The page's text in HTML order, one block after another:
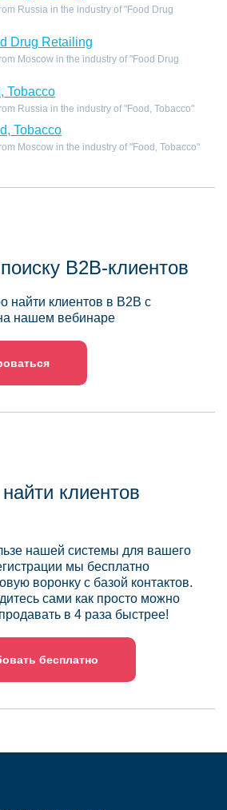
Russia in the industry of "Food Drug
Drug Retailing
Moscow in the industry of "Food Drug
Tobacco
Russia in the industry of "Food, Tobacco"
Tobacco
Moscow in the industry of "Food, Tobacco"
B2B-клиентов
найти клиентов в B2B с
нашем вебинаре
клиентов
нашей системы для вашего
мы бесплатно
воронку с базой контактов.
сами как просто можно
в 4 раза быстрее!
бесплатно